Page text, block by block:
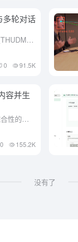
多轮对话
综合介绍 CogVLM2 是由清华大学数据挖掘研究组（THUDM）开发的开源多模态模型，基于 Llama3-8B 架构，旨在提供与 GPT-4V 相当甚至更优的性能。该模型支持图像理解、多轮对话以及视...
0 91.5K
容并生
综合介绍 视频分析工具（Video Analyzer）是一个综合性的视频分析工具，结合了计算机视觉、音频转录和自然语言处理技术，能够生成详细的视频内容描述。该工具通过提取视频中的关键帧，转录音频内容...
0 155.2K
没有了